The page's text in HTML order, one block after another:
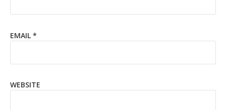
EMAIL *
WEBSITE